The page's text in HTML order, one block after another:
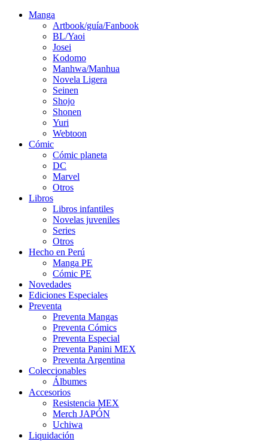
Manga
Artbook/guía/Fanbook
BL/Yaoi
Josei
Kodomo
Manhwa/Manhua
Novela Ligera
Seinen
Shojo
Shonen
Yuri
Webtoon
Cómic
Cómic planeta
DC
Marvel
Otros
Libros
Libros infantiles
Novelas juveniles
Series
Otros
Hecho en Perú
Manga PE
Cómic PE
Novedades
Ediciones Especiales
Preventa
Preventa Mangas
Preventa Cómics
Preventa Especial
Preventa Panini MEX
Preventa Argentina
Coleccionables
Álbumes
Accesorios
Resistencia MEX
Merch JAPÓN
Uchiwa
Liquidación